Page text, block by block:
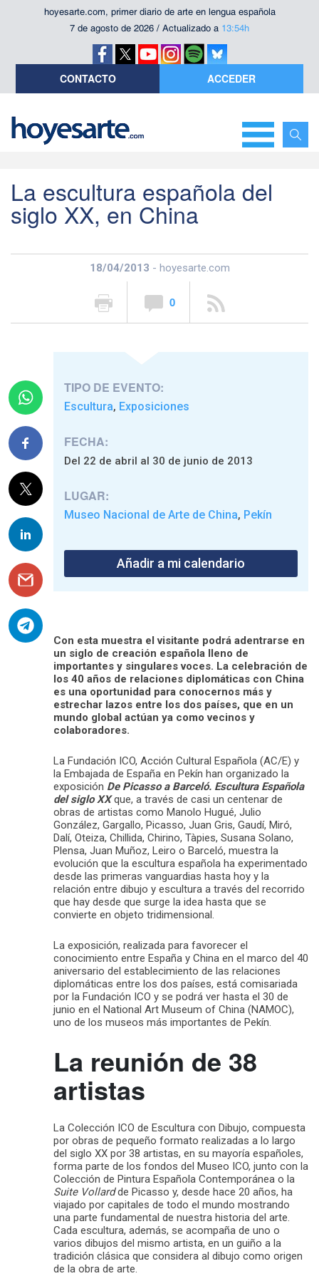
hoyesarte.com, primer diario de arte en lengua española
7 de agosto de 2026 / Actualizado a 13:54h
CONTACTO ACCEDER
La escultura española del
siglo XX, en China
18/04/2013 - hoyesarte.com
0
TIPO DE EVENTO:
Escultura, Exposiciones
FECHA:
Del 22 de abril al 30 de junio de 2013
LUGAR:
Museo Nacional de Arte de China, Pekín
Añadir a mi calendario
Con esta muestra el visitante podrá adentrarse en
un siglo de creación española lleno de
importantes y singulares voces. La celebración de
los 40 años de relaciones diplomáticas con China
es una oportunidad para conocernos más y
estrechar lazos entre los dos países, que en un
mundo global actúan ya como vecinos y
colaboradores.
La Fundación ICO, Acción Cultural Española (AC/E) y
la Embajada de España en Pekín han organizado la
exposición De Picasso a Barceló. Escultura Española
del siglo XXque, a través de casi un centenar de
obras de artistas como Manolo Hugué, Julio
González, Gargallo, Picasso, Juan Gris, Gaudí, Miró,
Dalí, Oteiza, Chillida, Chirino, Tàpies, Susana Solano,
Plensa, Juan Muñoz, Leiro o Barceló, muestra la
evolución que la escultura española ha experimentado
desde las primeras vanguardias hasta hoy y la
relación entre dibujo y escultura a través del recorrido
que hay desde que surge la idea hasta que se
convierte en objeto tridimensional.
La exposición, realizada para favorecer el
conocimiento entre España y China en el marco del 40
aniversario del establecimiento de las relaciones
diplomáticas entre los dos países, está comisariada
por la Fundación ICO y se podrá ver hasta el 30 de
junio en el National Art Museum of China (NAMOC),
uno de los museos más importantes de Pekín.
La reunión de 38
artistas
La Colección ICO de Escultura con Dibujo, compuesta
por obras de pequeño formato realizadas a lo largo
del siglo XX por 38 artistas, en su mayoría españoles,
forma parte de los fondos del Museo ICO, junto con la
Colección de Pintura Española Contemporánea o la
Suite Vollardde Picasso y, desde hace 20 años, ha
viajado por capitales de todo el mundo mostrando
una parte fundamental de nuestra historia del arte.
Cada escultura, además, se acompaña de uno o
varios dibujos del mismo artista, en un guiño a la
tradición clásica que considera al dibujo como origen
de la obra de arte.